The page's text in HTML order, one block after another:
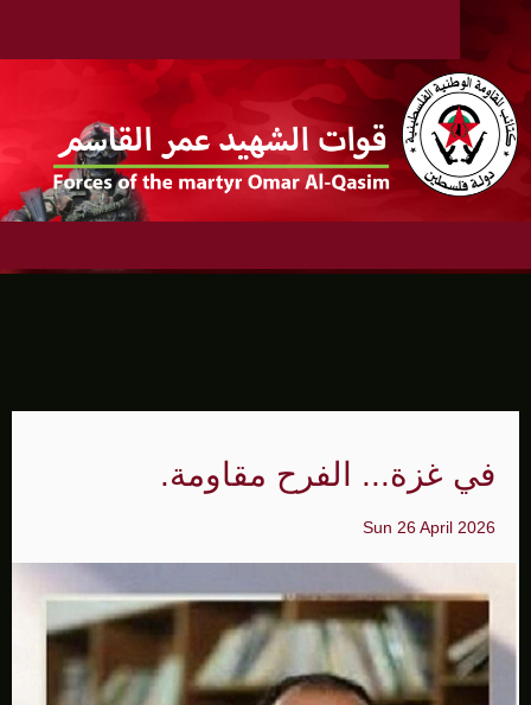
في غزة... الفرح مقاومة.
Sun 26 April 2026